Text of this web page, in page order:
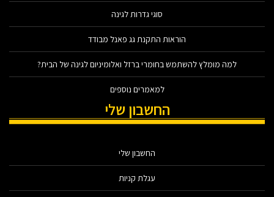
סוגי גדרות לגינה
הוראות התקנת גג פאנל מבודד
למה מומלץ להשתמש בחומרי ברזל ואלומיניום לגינה של הבית?
למאמרים נוספים
החשבון שלי
החשבון שלי
עגלת קניות